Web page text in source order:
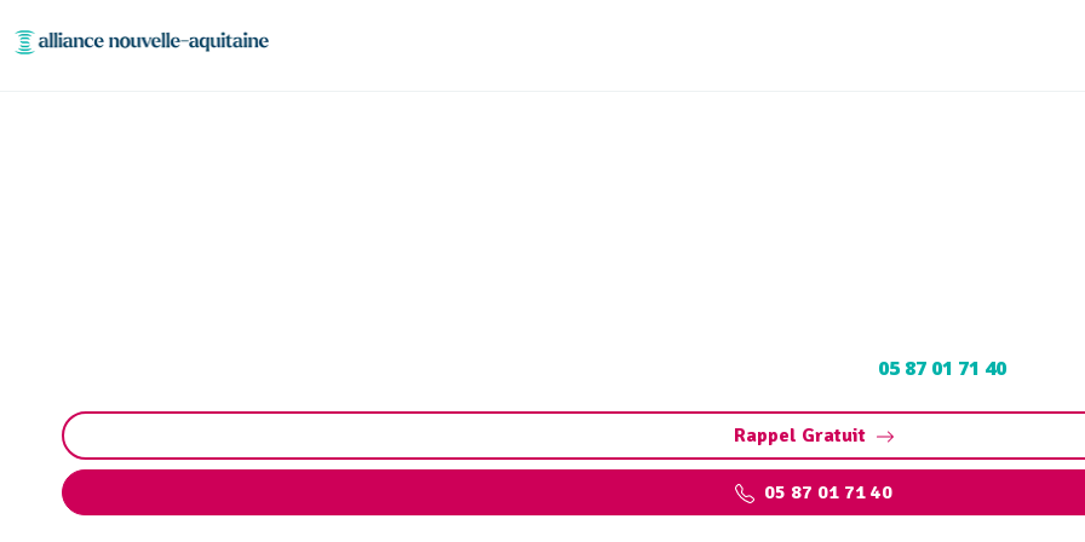
05 87 01 71 40
Rappel Gratuit
05 87 01 71 40